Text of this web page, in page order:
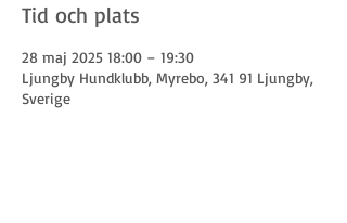
Tid och plats
28 maj 2025 18:00 – 19:30
Ljungby Hundklubb, Myrebo, 341 91 Ljungby,
Sverige